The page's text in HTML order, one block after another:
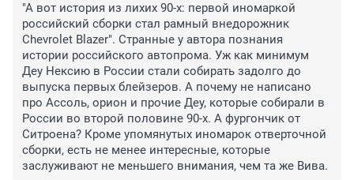
"А вот история из лихих 90-х: первой иномаркой
российский сборки стал рамный внедорожник
Chevrolet Blazer". Странные у автора познания
истории российского автопрома. Уж как минимум
Деу Нексию в России стали собирать задолго до
выпуска первых блейзеров. А почему не написано
про Ассоль, орион и прочие Деу, которые собирали в
России во второй половине 90-х. А фургончик от
Ситроена? Кроме упомянутых иномарок отверточной
сборки, есть не менее интересные, которые
заслуживают не меньшего внимания, чем та же Вива.